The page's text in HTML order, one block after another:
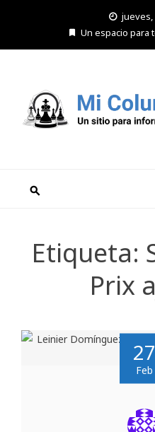
jueves,
Un espacio para
Etiqueta:
Prix
27
Feb